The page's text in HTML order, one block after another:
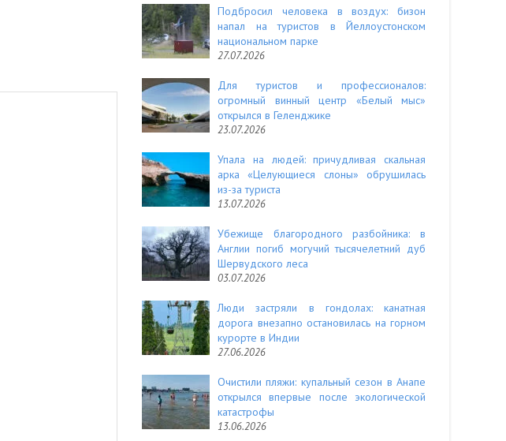
Подбросил человека в воздух: бизон
напал на туристов в Йеллоустонском
национальном парке
27.07.2026
Для туристов и профессионалов:
огромный винный центр «Белый мыс»
открылся в Геленджике
23.07.2026
Упала на людей: причудливая скальная
арка «Целующиеся слоны» обрушилась
из-за туриста
13.07.2026
Убежище благородного разбойника: в
Англии погиб могучий тысячелетний дуб
Шервудского леса
03.07.2026
Люди застряли в гондолах: канатная
дорога внезапно остановилась на горном
курорте в Индии
27.06.2026
Очистили пляжи: купальный сезон в Анапе
открылся впервые после экологической
катастрофы
13.06.2026